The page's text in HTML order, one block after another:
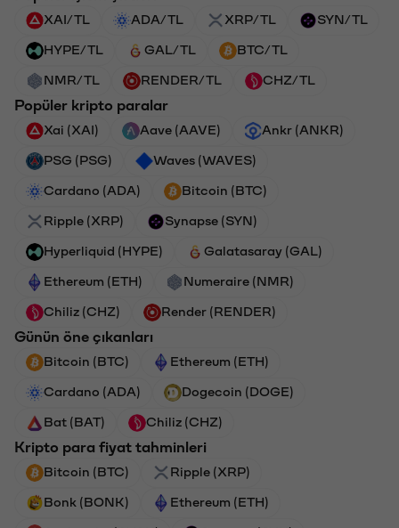
XAI/TL ADA/TL XRP/TL SYN/TL
HYPE/TL GAL/TL BTC/TL
NMR/TL RENDER/TL CHZ/TL
Popüler kripto paralar
Xai (XAI) Aave (AAVE) Ankr (ANKR)
PSG (PSG) Waves (WAVES)
Cardano (ADA) Bitcoin (BTC)
Ripple (XRP) Synapse (SYN)
Hyperliquid (HYPE) Galatasaray (GAL)
Ethereum (ETH) Numeraire (NMR)
Chiliz (CHZ) Render (RENDER)
Günün öne çıkanları
Bitcoin (BTC) Ethereum (ETH)
Cardano (ADA) Dogecoin (DOGE)
Bat (BAT) Chiliz (CHZ)
Kripto para fiyat tahminleri
Bitcoin (BTC) Ripple (XRP)
Bonk (BONK) Ethereum (ETH)